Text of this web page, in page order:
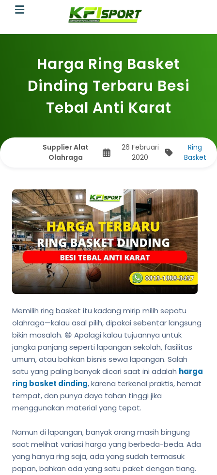
Harga Ring Basket
Dinding Terbaru Besi
Tebal Anti Karat
Supplier Alat
Olahraga
26 Februari
2020
Ring
Basket
Memilih ring basket itu kadang mirip milih sepatu
olahraga—kalau asal pilih, dipakai sebentar langsung
bikin masalah. 😄 Apalagi kalau tujuannya untuk
jangka panjang seperti lapangan sekolah, fasilitas
umum, atau bahkan bisnis sewa lapangan. Salah
satu yang paling banyak dicari saat ini adalah harga
ring basket dinding, karena terkenal praktis, hemat
tempat, dan punya daya tahan tinggi jika
menggunakan material yang tepat.
Namun di lapangan, banyak orang masih bingung
saat melihat variasi harga yang berbeda-beda. Ada
yang hanya ring saja, ada yang sudah termasuk
papan, bahkan ada yang satu paket dengan tiang.